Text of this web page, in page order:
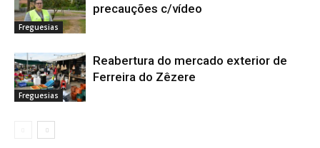
Freguesias
precauções c/vídeo
Freguesias
Reabertura do mercado exterior de
Ferreira do Zêzere